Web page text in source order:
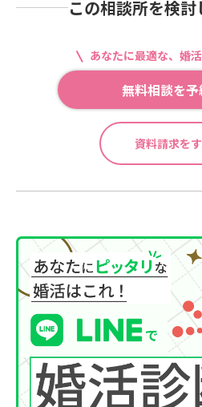
この相談所を検討
あなたに最適な、婚
無料相談を予
資料請求を